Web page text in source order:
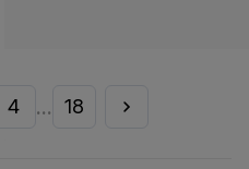
4 ... 18